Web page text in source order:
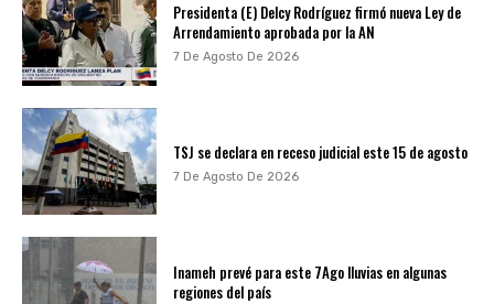
Presidenta (E) Delcy Rodríguez firmó nueva Ley de
Arrendamiento aprobada por la AN
7 De Agosto De 2026
TSJ se declara en receso judicial este 15 de agosto
7 De Agosto De 2026
Inameh prevé para este 7Ago lluvias en algunas
regiones del país